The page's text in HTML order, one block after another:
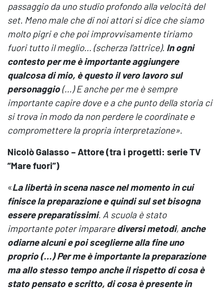
passaggio da uno studio profondo alla velocità del
set. Meno male che di noi attori si dice che siamo
molto pigri e che poi improvvisamente tiriamo
fuori tutto il meglio... (scherza l’attrice). In ogni
contesto per me è importante aggiungere
qualcosa di mio, è questo il vero lavoro sul
personaggio(…) E anche per me è sempre
importante capire dove e a che punto della storia ci
si trova in modo da non perdere le coordinate e
compromettere la propria interpretazione».
Nicolò Galasso – Attore (tra i progetti: serie TV
“Mare fuori”)
«La libertà in scena nasce nel momento in cui
finisce la preparazione e quindi sul set bisogna
essere preparatissimi. A scuola è stato
importante poter impararediversi metodi, anche
odiarne alcuni e poi sceglierne alla fine uno
proprio (…) Per me è importante la preparazione
ma allo stesso tempo anche il rispetto di cosa è
stato pensato e scritto, di cosa è presente in